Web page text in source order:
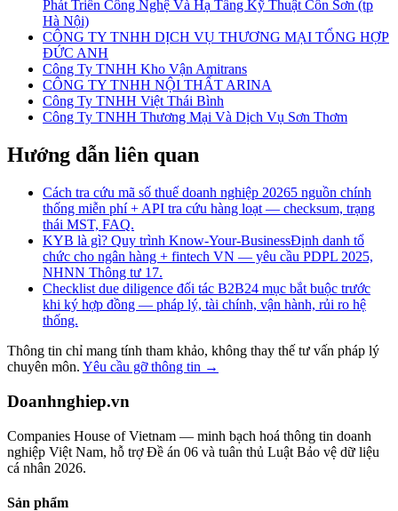
Phát Triển Công Nghệ Và Hạ Tầng Kỹ Thuật Côn Sơn (tp
Hà Nội)
CÔNG TY TNHH DỊCH VỤ THƯƠNG MẠI TỔNG HỢP
ĐỨC ANH
Công Ty TNHH Kho Vận Amitrans
CÔNG TY TNHH NỘI THẤT ARINA
Công Ty TNHH Việt Thái Bình
Công Ty TNHH Thương Mại Và Dịch Vụ Sơn Thơm
Hướng dẫn liên quan
Cách tra cứu mã số thuế doanh nghiệp 20265 nguồn chính
thống miễn phí + API tra cứu hàng loạt — checksum, trạng
thái MST, FAQ.
KYB là gì? Quy trình Know-Your-BusinessĐịnh danh tổ
chức cho ngân hàng + fintech VN — yêu cầu PDPL 2025,
NHNN Thông tư 17.
Checklist due diligence đối tác B2B24 mục bắt buộc trước
khi ký hợp đồng — pháp lý, tài chính, vận hành, rủi ro hệ
thống.
Thông tin chỉ mang tính tham khảo, không thay thế tư vấn pháp lý
chuyên môn. Yêu cầu gỡ thông tin →
Doanhnghiep.vn
Companies House of Vietnam — minh bạch hoá thông tin doanh
nghiệp Việt Nam, hỗ trợ Đề án 06 và tuân thủ Luật Bảo vệ dữ liệu
cá nhân 2026.
Sản phẩm